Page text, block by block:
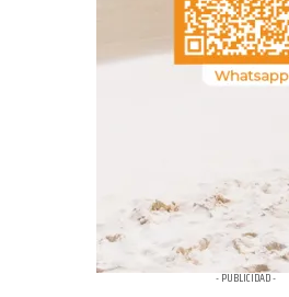
- PUBLICIDAD -